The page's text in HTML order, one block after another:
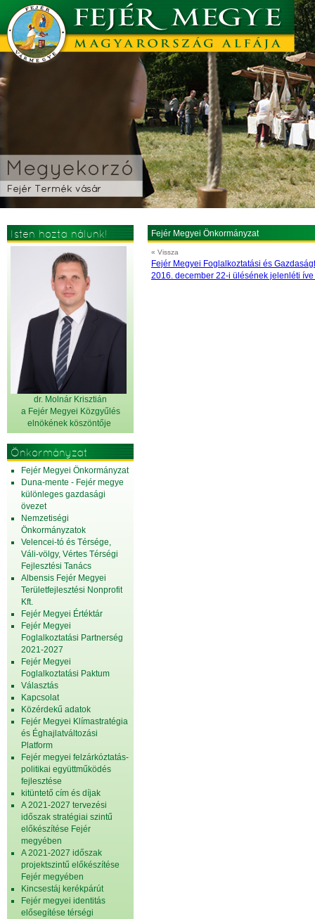
Isten hozta nálunk!
dr. Molnár Krisztián
a Fejér Megyei Közgyűlés
elnökének köszöntője
Önkormányzat
Fejér Megyei Önkormányzat
Duna-mente - Fejér megye
különleges gazdasági
övezet
Nemzetiségi
Önkormányzatok
Velencei-tó és Térsége,
Váli-völgy, Vértes Térségi
Fejlesztési Tanács
Albensis Fejér Megyei
Területfejlesztési Nonprofit
Kft.
Fejér Megyei Értéktár
Fejér Megyei
Foglalkoztatási Partnerség
2021-2027
Fejér Megyei
Foglalkoztatási Paktum
Választás
Kapcsolat
Közérdekű adatok
Fejér Megyei Klímastratégia
és Éghajlatváltozási
Platform
Fejér megyei felzárkóztatás-
politikai együttműködés
fejlesztése
kitüntető cím és díjak
A 2021-2027 tervezési
időszak stratégiai szintű
előkészítése Fejér
megyében
A 2021-2027 időszak
projektszintű előkészítése
Fejér megyében
Kincsestáj kerékpárút
Fejér megyei identitás
elősegítése térségi
Fejér Megyei Önkormányzat
« Vissza
Fejér Megyei Foglalkoztatási és
2016. december 22-i ülésének jelenléti íve